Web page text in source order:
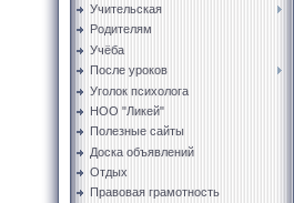
Учительская
Родителям
Учёба
После уроков
Уголок психолога
НОО "Ликей"
Полезные сайты
Доска объявлений
Отдых
Правовая грамотность